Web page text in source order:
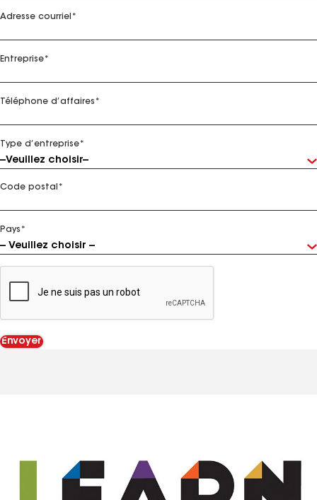
Adresse courriel *
Entreprise*
Téléphone d’affaires *
Type d’entreprise*
Code postal *
Pays *